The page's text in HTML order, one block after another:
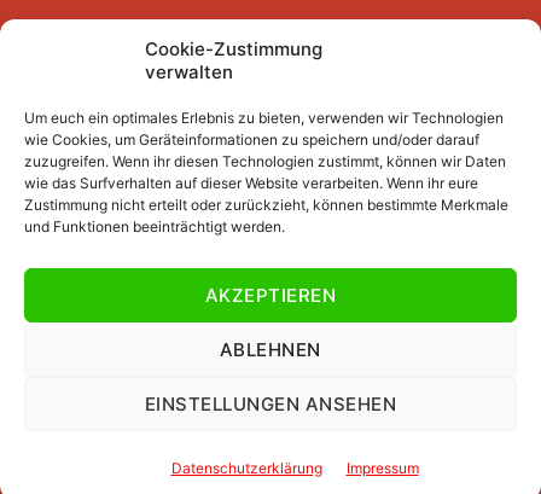
Cookie-Zustimmung
verwalten
Um euch ein optimales Erlebnis zu bieten, verwenden wir Technologien
wie Cookies, um Geräteinformationen zu speichern und/oder darauf
zuzugreifen. Wenn ihr diesen Technologien zustimmt, können wir Daten
wie das Surfverhalten auf dieser Website verarbeiten. Wenn ihr eure
Zustimmung nicht erteilt oder zurückzieht, können bestimmte Merkmale
und Funktionen beeinträchtigt werden.
AKZEPTIEREN
ABLEHNEN
EINSTELLUNGEN ANSEHEN
Datenschutzerklärung Impressum
FacebookInstagram
YouTubeMastodonBluesky
Unser Archiv
Kurze Fuffzehn
Beiträge 2007/2008 bis 2018/2019
Beiträge vor 2007/2008
Datenschutzerklärung